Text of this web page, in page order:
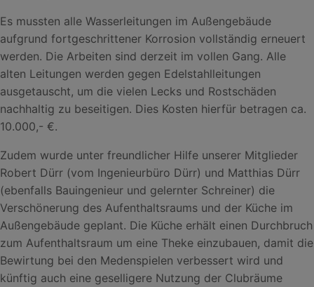
Es mussten alle Wasserleitungen im Außengebäude
aufgrund fortgeschrittener Korrosion vollständig erneuert
werden. Die Arbeiten sind derzeit im vollen Gang. Alle
alten Leitungen werden gegen Edelstahlleitungen
ausgetauscht, um die vielen Lecks und Rostschäden
nachhaltig zu beseitigen. Dies Kosten hierfür betragen ca.
10.000,- €.
Zudem wurde unter freundlicher Hilfe unserer Mitglieder
Robert Dürr (vom Ingenieurbüro Dürr) und Matthias Dürr
(ebenfalls Bauingenieur und gelernter Schreiner) die
Verschönerung des Aufenthaltsraums und der Küche im
Außengebäude geplant. Die Küche erhält einen Durchbruch
zum Aufenthaltsraum um eine Theke einzubauen, damit die
Bewirtung bei den Medenspielen verbessert wird und
künftig auch eine geselligere Nutzung der Clubräume